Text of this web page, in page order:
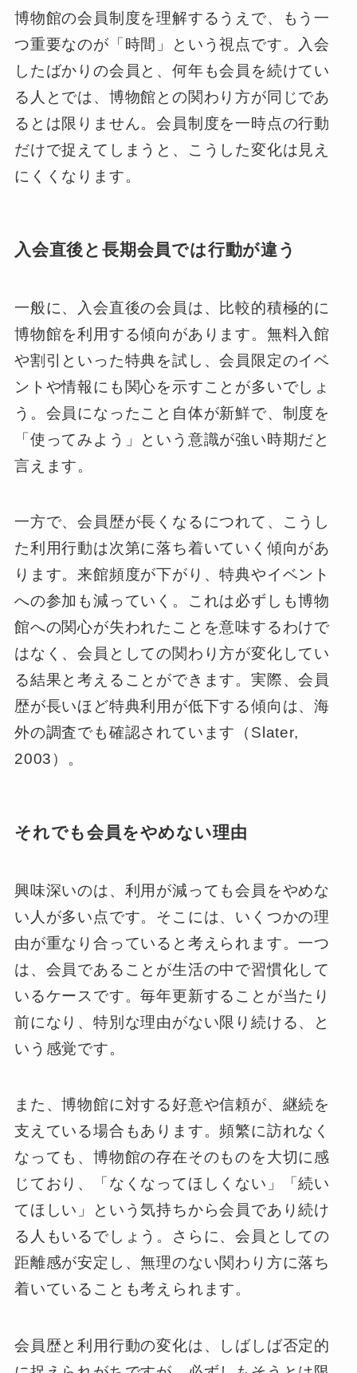
博物館の会員制度を理解するうえで、もう一
つ重要なのが「時間」という視点です。入会
したばかりの会員と、何年も会員を続けてい
る人とでは、博物館との関わり方が同じであ
るとは限りません。会員制度を一時点の行動
だけで捉えてしまうと、こうした変化は見え
にくくなります。
入会直後と長期会員では行動が違う
一般に、入会直後の会員は、比較的積極的に
博物館を利用する傾向があります。無料入館
や割引といった特典を試し、会員限定のイベ
ントや情報にも関心を示すことが多いでしょ
う。会員になったこと自体が新鮮で、制度を
「使ってみよう」という意識が強い時期だと
言えます。
一方で、会員歴が長くなるにつれて、こうし
た利用行動は次第に落ち着いていく傾向があ
ります。来館頻度が下がり、特典やイベント
への参加も減っていく。これは必ずしも博物
館への関心が失われたことを意味するわけで
はなく、会員としての関わり方が変化してい
る結果と考えることができます。実際、会員
歴が長いほど特典利用が低下する傾向は、海
外の調査でも確認されています（Slater,
2003）。
それでも会員をやめない理由
興味深いのは、利用が減っても会員をやめな
い人が多い点です。そこには、いくつかの理
由が重なり合っていると考えられます。一つ
は、会員であることが生活の中で習慣化して
いるケースです。毎年更新することが当たり
前になり、特別な理由がない限り続ける、と
いう感覚です。
また、博物館に対する好意や信頼が、継続を
支えている場合もあります。頻繁に訪れなく
なっても、博物館の存在そのものを大切に感
じており、「なくなってほしくない」「続い
てほしい」という気持ちから会員であり続け
る人もいるでしょう。さらに、会員としての
距離感が安定し、無理のない関わり方に落ち
着いていることも考えられます。
会員歴と利用行動の変化は、しばしば否定的